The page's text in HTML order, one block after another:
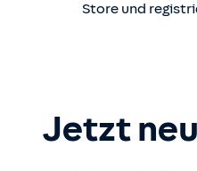
Store und
Jetzt